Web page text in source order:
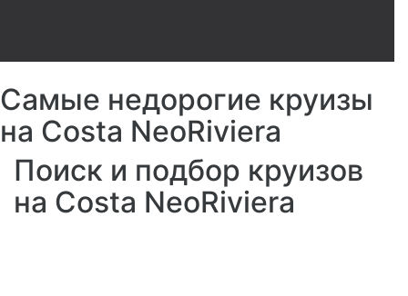
Самые недорогие круизы
на Costa NeoRiviera
Поиск и подбор круизов
на Costa NeoRiviera